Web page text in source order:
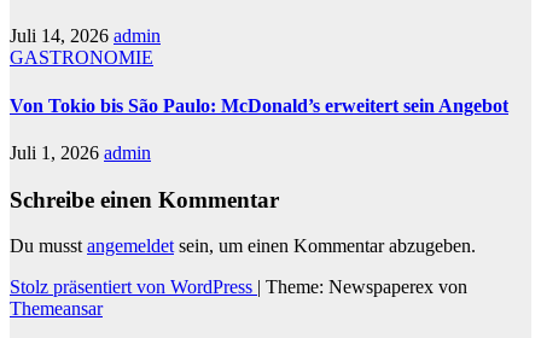
Juli 14, 2026 admin
GASTRONOMIE
Von Tokio bis São Paulo: McDonald’s erweitert sein Angebot
Juli 1, 2026 admin
Schreibe einen Kommentar
Du musst angemeldet sein, um einen Kommentar abzugeben.
Stolz präsentiert von WordPress | Theme: Newspaperex von
Themeansar